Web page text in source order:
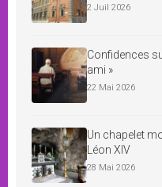
2 Juil 2026
Confidences
ami »
22 Mai 2026
Un chapelet
Léon XIV
28 Mai 2026